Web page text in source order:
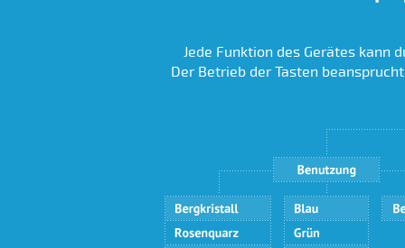
Jede Funktion des Gerätes kann
Der Betrieb der Tasten